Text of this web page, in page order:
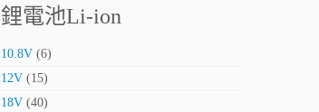
鋰電池Li-ion
10.8V (6)
12V (15)
18V (40)